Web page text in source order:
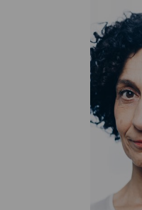
Version« auf Grundlage
Thomas sowie »Das
Denemarková, unter
Schauspieler:innen.
Dramaturgin Madleńka
Literaturabend in
»Wortall« für drei